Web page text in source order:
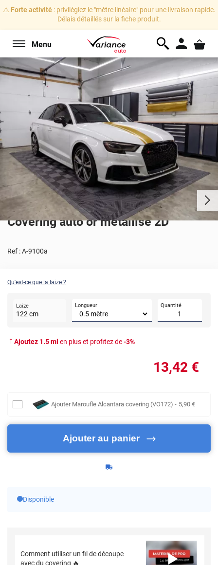
⚠️ Forte activité: privilégiez le "mètre linéaire" pour une livraison rapide.
Délais détaillés sur la fiche produit.
Menu
Covering auto or métallisé 2D
Ref :A-9100a
Qu'est-ce que la laize ?
Laize
122 cm
Longueur Quantité
Ajoutez 1.5ml en plus et profitez de-3%
13,42 €
Ajouter Maroufle Alcantara covering (VO172) - 5,90 €
Ajouter au panier
Disponible
Comment utiliser un fil de découpe
avec du covering 🔥